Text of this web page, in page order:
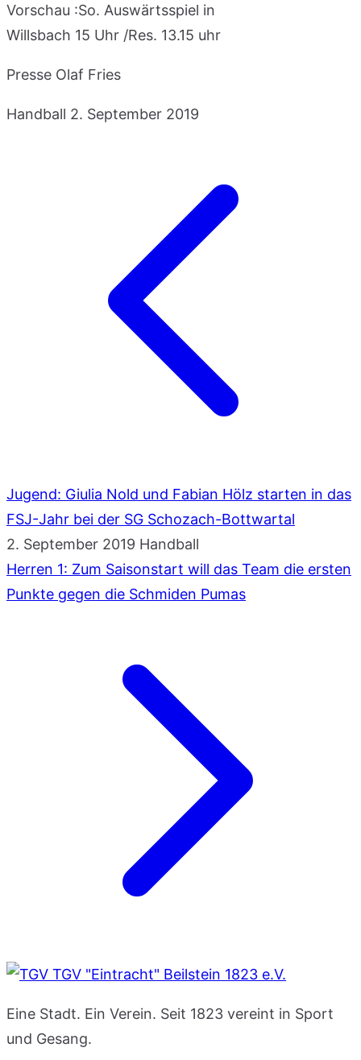
Vorschau :So. Auswärtsspiel in
Willsbach 15 Uhr /Res. 13.15 uhr
Presse Olaf Fries
Handball 2. September 2019
Jugend: Giulia Nold und Fabian Hölz starten in das
FSJ-Jahr bei der SG Schozach-Bottwartal
2. September 2019 Handball
Herren 1: Zum Saisonstart will das Team die ersten
Punkte gegen die Schmiden Pumas
TGV "Eintracht" Beilstein 1823 e.V.
Eine Stadt. Ein Verein. Seit 1823 vereint in Sport
und Gesang.